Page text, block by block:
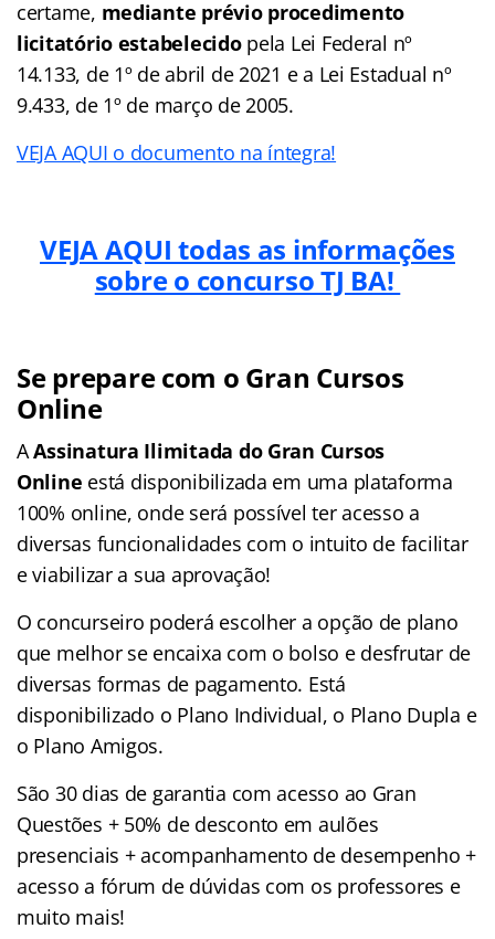
certame, mediante prévio procedimento
licitatório estabelecidopela Lei Federal nº
14.133, de 1º de abril de 2021 e a Lei Estadual nº
9.433, de 1º de março de 2005.
VEJA AQUI o documento na íntegra!
VEJA AQUI todas as informações
sobre o concurso TJ BA!
Se prepare com o Gran Cursos
Online
AAssinatura Ilimitada do Gran Cursos
Online está disponibilizada em uma plataforma
100% online, onde será possível ter acesso a
diversas funcionalidades com o intuito de facilitar
e viabilizar a sua aprovação!
O concurseiro poderá escolher a opção de plano
que melhor se encaixa com o bolso e desfrutar de
diversas formas de pagamento. Está
disponibilizado o Plano Individual, o Plano Dupla e
o Plano Amigos.
São 30 dias de garantia com acesso ao Gran
Questões + 50% de desconto em aulões
presenciais + acompanhamento de desempenho +
acesso a fórum de dúvidas com os professores e
muito mais!